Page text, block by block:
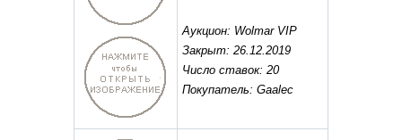
Аукцион: Wolmar VIP
Закрыт: 26.12.2019
Число ставок: 20
Покупатель: Gaalec